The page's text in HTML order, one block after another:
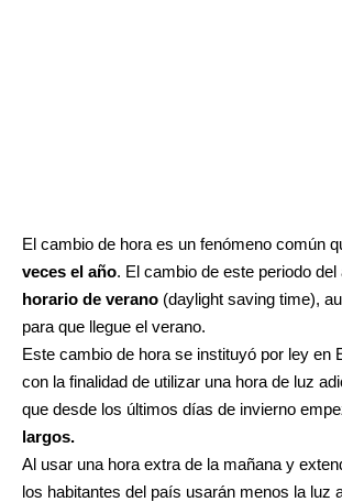
El cambio de hora es un fenómeno común
veces el año. El cambio de este periodo
horario de verano (daylight saving time),
para que llegue el verano.
Este cambio de hora se instituyó por ley en
con la finalidad de utilizar una hora de luz
que desde los últimos días de invierno
largos.
Al usar una hora extra de la mañana y
los habitantes del país usarán menos la luz